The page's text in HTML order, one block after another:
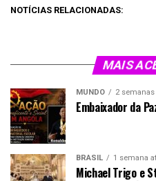
NOTÍCIAS RELACIONADAS:
MAIS
MUNDO 2 semanas
Embaixador da
BRASIL 1 semana
Michael Trigo e